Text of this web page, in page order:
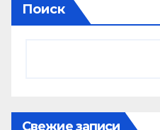
Поиск
Свежие записи